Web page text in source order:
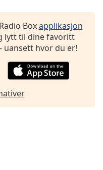
Boxapplikasjon
lytt til dine favoritt
uansett hvor du er!